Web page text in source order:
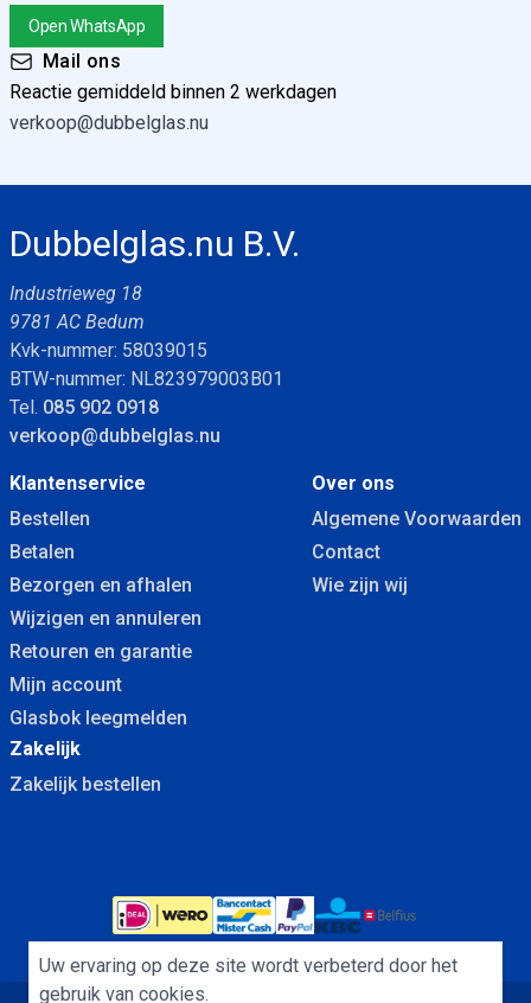
Open WhatsApp
Mail ons
Reactie gemiddeld binnen 2 werkdagen
verkoop@dubbelglas.nu
Dubbelglas.nu B.V.
Industrieweg 18
9781 AC Bedum
Kvk-nummer: 58039015
BTW-nummer: NL823979003B01
Tel. 085 902 0918
verkoop@dubbelglas.nu
Klantenservice
Bestellen
Betalen
Bezorgen en afhalen
Wijzigen en annuleren
Retouren en garantie
Mijn account
Glasbok leegmelden
Over ons
Algemene Voorwaarden
Contact
Wie zijn wij
Zakelijk
Zakelijk bestellen
Uw ervaring op deze site wordt verbeterd door het
gebruik van cookies.